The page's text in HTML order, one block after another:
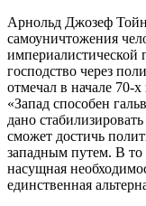
Арнольд Джозеф
самоуничтожения
империалистической
господство через
отмечал в начале 70-
«Запад способен
дано
сможет достичь
западным путем. В
насущная
единственная